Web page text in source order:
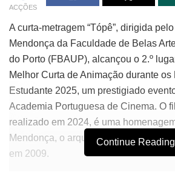
ACÇÕES
A curta-metragem “Tópê”, dirigida
Mendonça da Faculdade de Belas
do Porto (FBAUP), alcançou o 2.º
Melhor Curta de Animação durante
Estudante 2025, um prestigiado
Academia Portuguesa de Cinema. O
realizado em 2024, é uma
Mendonça, o arquiteto António Pedro
em 2009.
Continue Reading